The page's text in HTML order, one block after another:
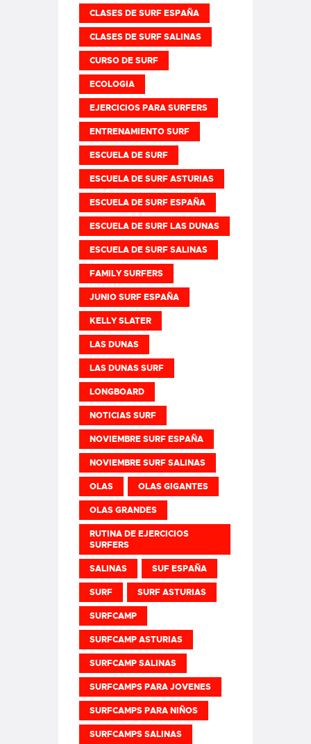
CLASES DE SURF ESPAÑA
CLASES DE SURF SALINAS
CURSO DE SURF
ECOLOGIA
EJERCICIOS PARA SURFERS
ENTRENAMIENTO SURF
ESCUELA DE SURF
ESCUELA DE SURF ASTURIAS
ESCUELA DE SURF ESPAÑA
ESCUELA DE SURF LAS DUNAS
ESCUELA DE SURF SALINAS
FAMILY SURFERS
JUNIO SURF ESPAÑA
KELLY SLATER
LAS DUNAS
LAS DUNAS SURF
LONGBOARD
NOTICIAS SURF
NOVIEMBRE SURF ESPAÑA
NOVIEMBRE SURF SALINAS
OLAS OLAS GIGANTES
OLAS GRANDES
RUTINA DE EJERCICIOS
SURFERS
SALINAS SUF ESPAÑA
SURF SURF ASTURIAS
SURFCAMP
SURFCAMP ASTURIAS
SURFCAMP SALINAS
SURFCAMPS PARA JOVENES
SURFCAMPS PARA NIÑOS
SURFCAMPS SALINAS